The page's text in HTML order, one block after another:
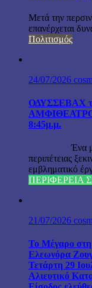
Μετά την
επανέρχεται
Πολιτισμός
24/07/2026
ΟΔΥΣΣΕΒΑΧ
ΑΜΦΙΘΕΑΤΡΟ
8:45μ.μ.
Ένα μαγικό
περιπέτειας
εμβληματικό
ΠΕΡΙΦΕΡΕΙΑ
21/07/2026
Το Μέγαρο στη
Ελεωνόρα
Τετάρτη 29
Αλιευτικό